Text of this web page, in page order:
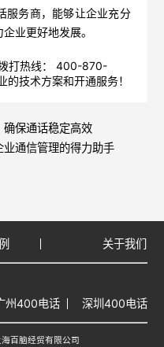
服务商，能够让企业充分
业更好地发展。
打热线： 400-870-
的技术方案和开通服务！
保通话稳定高效
通信管理的得力助手
关于我们
州400电话 深圳400电话
百脑经贸有限公司